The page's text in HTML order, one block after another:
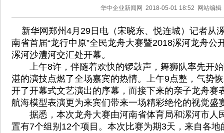
华中企业新闻网 2018-05-01 18:52 网站编辑
新华网郑州4月29日电（宋晓东、悦连城）记者从
南省首届“龙行中原”全民龙舟大赛暨2018漯河龙舟公
漯河沙澧河交汇处开幕。
上午8许，伴随着欢快的锣鼓声，舞狮队率先开始
湛的演技点燃了全场嘉宾的热情。上午9点整，气势
开了开幕式文艺演出的序幕，而接下来的亲子龙舟赛
航海模型表演更为来宾们带来一场精彩绝伦的视觉盛
据悉，本次龙舟大赛由河南省体育局和漯河市人
置有7个组别12个项目。本次比赛为期3天，来自各